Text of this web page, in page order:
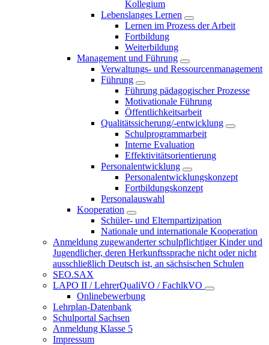
Kollegium
Lebenslanges Lernen
Lernen im Prozess der Arbeit
Fortbildung
Weiterbildung
Management und Führung
Verwaltungs- und Ressourcenmanagement
Führung
Führung pädagogischer Prozesse
Motivationale Führung
Öffentlichkeitsarbeit
Qualitätssicherung/-entwicklung
Schulprogrammarbeit
Interne Evaluation
Effektivitätsorientierung
Personalentwicklung
Personalentwicklungskonzept
Fortbildungskonzept
Personalauswahl
Kooperation
Schüler- und Elternpartizipation
Nationale und internationale Kooperation
Anmeldung zugewanderter schulpflichtiger Kinder und
Jugendlicher, deren Herkunftssprache nicht oder nicht
ausschließlich Deutsch ist, an sächsischen Schulen
SEO.SAX
LAPO II / LehrerQualiVO / FachlkVO
Onlinebewerbung
Lehrplan-Datenbank
Schulportal Sachsen
Anmeldung Klasse 5
Impressum